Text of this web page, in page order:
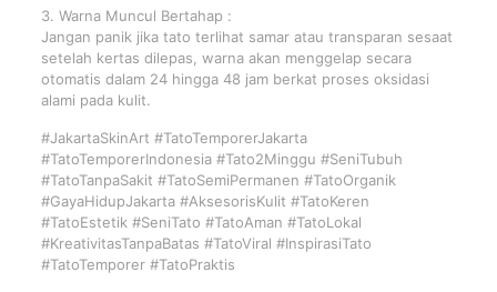
3. Warna Muncul Bertahap :
Jangan panik jika tato terlihat samar atau transparan sesaat
setelah kertas dilepas, warna akan menggelap secara
otomatis dalam 24 hingga 48 jam berkat proses oksidasi
alami pada kulit.
#JakartaSkinArt #TatoTemporerJakarta
#TatoTemporerIndonesia #Tato2Minggu #SeniTubuh
#TatoTanpaSakit #TatoSemiPermanen #TatoOrganik
#GayaHidupJakarta #AksesorisKulit #TatoKeren
#TatoEstetik #SeniTato #TatoAman #TatoLokal
#KreativitasTanpaBatas #TatoViral #InspirasiTato
#TatoTemporer #TatoPraktis